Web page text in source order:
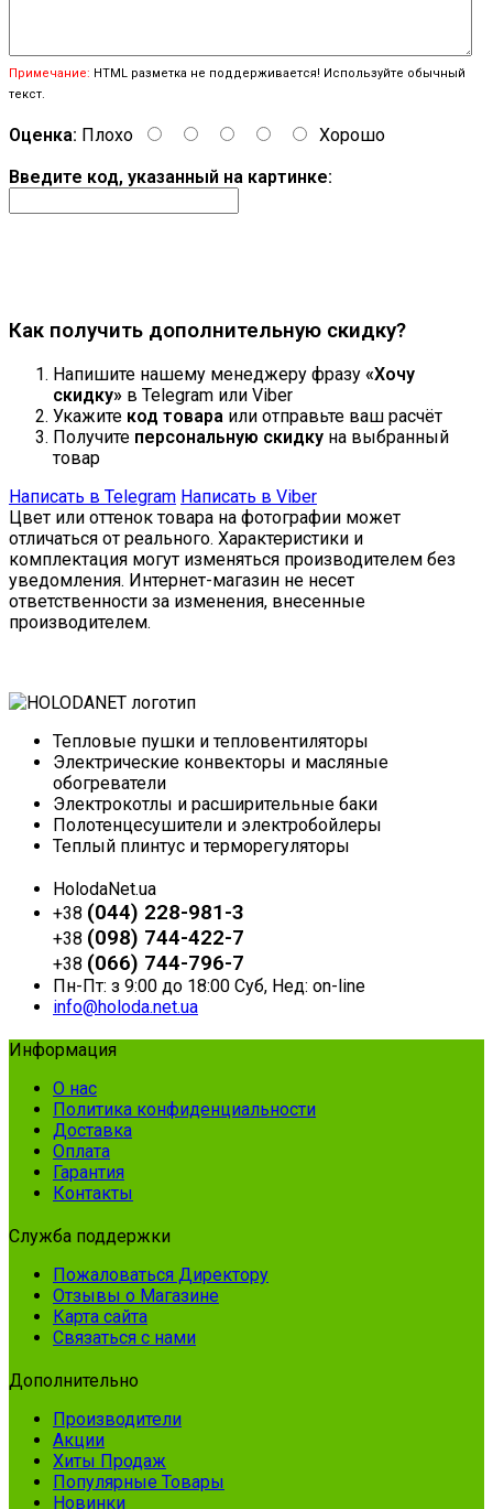
Примечание: HTML разметка не поддерживается! Используйте обычный
текст.
Оценка: Плохо
Хорошо
Введите код, указанный на картинке:
Как получить дополнительную скидку?
Напишите нашему менеджеру фразу «Хочу
скидку» в Telegram или Viber
Укажите код товара или отправьте ваш расчёт
Получите персональную скидку на выбранный
товар
Написать в Telegram Написать в Viber
Цвет или оттенок товара на фотографии может
отличаться от реального. Характеристики и
комплектация могут изменяться производителем без
уведомления. Интернет-магазин не несет
ответственности за изменения, внесенные
производителем.
Тепловые пушки и тепловентиляторы
Электрические конвекторы и масляные
обогреватели
Электрокотлы и расширительные баки
Полотенцесушители и электробойлеры
Теплый плинтус и терморегуляторы
HolodaNet.ua
+38 (044) 228-981-3
+38 (098) 744-422-7
+38 (066) 744-796-7
Пн-Пт: з 9:00 до 18:00 Суб, Нед: on-line
info@holoda.net.ua
Информация
О нас
Политика конфиденциальности
Доставка
Оплата
Гарантия
Контакты
Служба поддержки
Пожаловаться Директору
Отзывы о Магазине
Карта сайта
Связаться с нами
Дополнительно
Производители
Акции
Хиты Продаж
Популярные Товары
Новинки